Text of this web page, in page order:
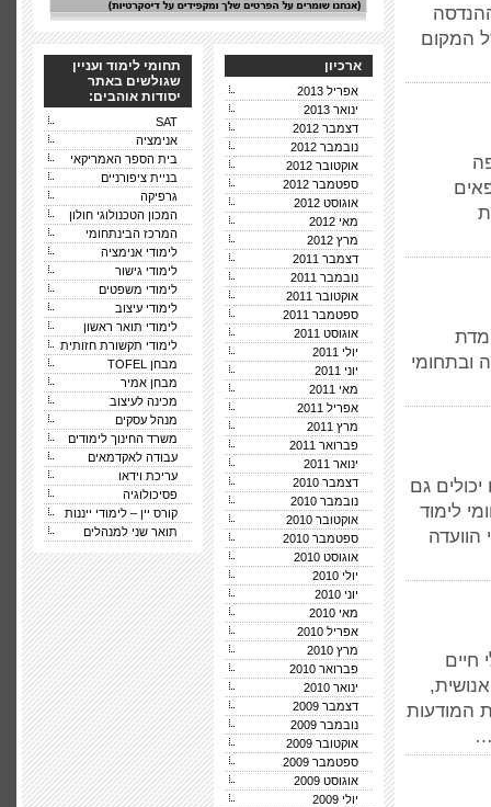
המקום
ובתחומי
גם
לימוד
חיים
המודעות
…
ארכיון
אפריל 2013
ינואר 2013
דצמבר 2012
נובמבר 2012
אוקטובר 2012
ספטמבר 2012
אוגוסט 2012
מאי 2012
מרץ 2012
דצמבר 2011
נובמבר 2011
אוקטובר 2011
ספטמבר 2011
אוגוסט 2011
יולי 2011
יוני 2011
מאי 2011
אפריל 2011
מרץ 2011
פברואר 2011
ינואר 2011
דצמבר 2010
נובמבר 2010
אוקטובר 2010
ספטמבר 2010
אוגוסט 2010
יולי 2010
יוני 2010
מאי 2010
אפריל 2010
מרץ 2010
פברואר 2010
ינואר 2010
דצמבר 2009
נובמבר 2009
אוקטובר 2009
ספטמבר 2009
אוגוסט 2009
יולי 2009
תחומי לימוד ועניין
שגולשים באתר
יסודות אוהבים:
SAT
אנימציה
בית הספר האמריקאי
בניית ציפורניים
גרפיקה
המכון הטכנולוגי חולון
המרכז הבינתחומי
לימודי אנימציה
לימודי גישור
לימודי משפטים
לימודי עיצוב
לימודי תואר ראשון
לימודי תקשורת חזותית
מבחן TOFEL
מבחן אמיר
מכינה לעיצוב
מנהל עסקים
משרד החינוך לימודים
עבודה לאקדמאים
עריכת וידאו
פסיכולוגיה
קורס יין – לימודי ייננות
תואר שני למנהלים